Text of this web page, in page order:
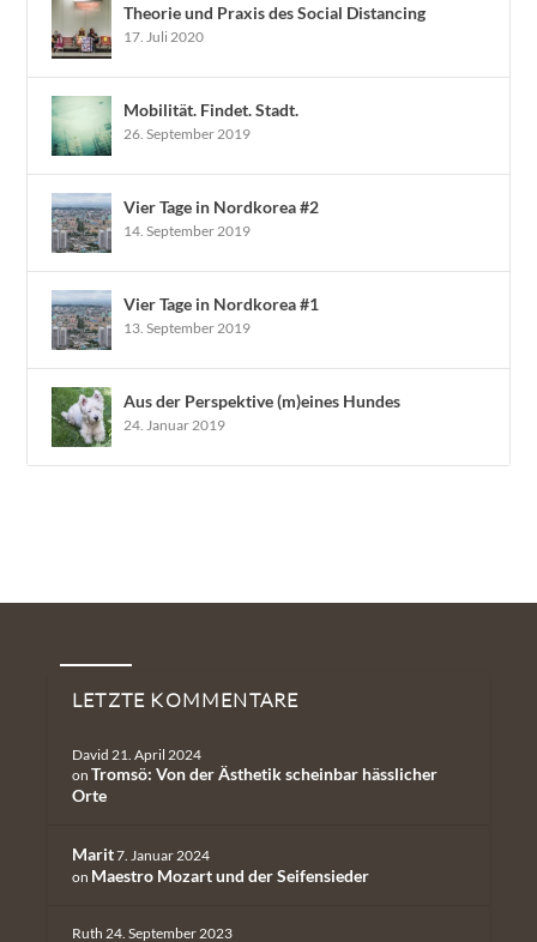
Theorie und Praxis des Social Distancing
17. Juli 2020
Mobilität. Findet. Stadt.
26. September 2019
Vier Tage in Nordkorea #2
14. September 2019
Vier Tage in Nordkorea #1
13. September 2019
Aus der Perspektive (m)eines Hundes
24. Januar 2019
Neueste Kommentare
LETZTE KOMMENTARE
David 21. April 2024
on Tromsö: Von der Ästhetik scheinbar hässlicher
Orte
Marit7. Januar 2024
on Maestro Mozart und der Seifensieder
Ruth 24. September 2023